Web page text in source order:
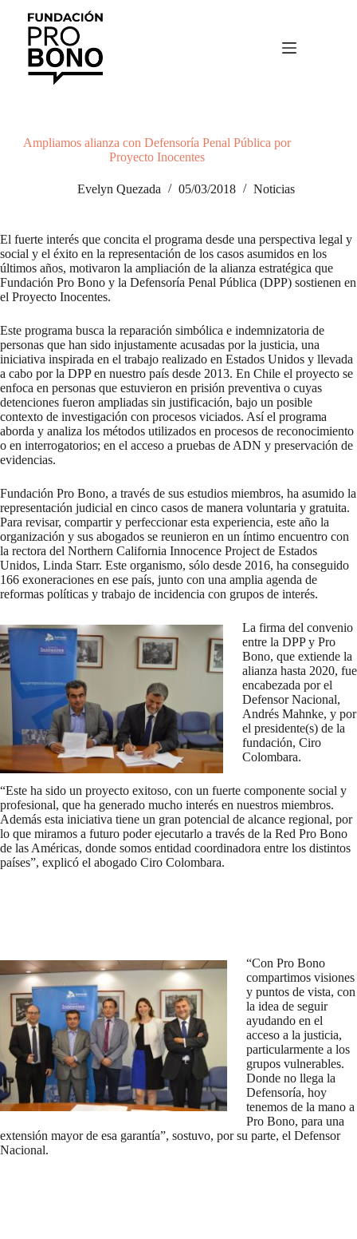
contenido
Ampliamos alianza con Defensoría Penal Pública por
Proyecto Inocentes
Evelyn Quezada 05/03/2018 Noticias
El fuerte interés que concita el programa desde una perspectiva legal y
social y el éxito en la representación de los casos asumidos en los
últimos años, motivaron la ampliación de la alianza estratégica que
Fundación Pro Bono y la Defensoría Penal Pública (DPP) sostienen en
el Proyecto Inocentes.
Este programa busca la reparación simbólica e indemnizatoria de
personas que han sido injustamente acusadas por la justicia, una
iniciativa inspirada en el trabajo realizado en Estados Unidos y llevada
a cabo por la DPP en nuestro país desde 2013. En Chile el proyecto se
enfoca en personas que estuvieron en prisión preventiva o cuyas
detenciones fueron ampliadas sin justificación, bajo un posible
contexto de investigación con procesos viciados. Así el programa
aborda y analiza los métodos utilizados en procesos de reconocimiento
o en interrogatorios; en el acceso a pruebas de ADN y preservación de
evidencias.
Fundación Pro Bono, a través de sus estudios miembros, ha asumido la
representación judicial en cinco casos de manera voluntaria y gratuita.
Para revisar, compartir y perfeccionar esta experiencia, este año la
organización y sus abogados se reunieron en un íntimo encuentro con
la rectora del Northern California Innocence Project de Estados
Unidos, Linda Starr. Este organismo, sólo desde 2016, ha conseguido
166 exoneraciones en ese país, junto con una amplia agenda de
reformas políticas y trabajo de incidencia con grupos de interés.
La firma del convenio
entre la DPP y Pro
Bono, que extiende la
alianza hasta 2020, fue
encabezada por el
Defensor Nacional,
Andrés Mahnke, y por
el presidente(s) de la
fundación, Ciro
Colombara.
“Este ha sido un proyecto exitoso, con un fuerte componente social y
profesional, que ha generado mucho interés en nuestros miembros.
Además esta iniciativa tiene un gran potencial de alcance regional, por
lo que miramos a futuro poder ejecutarlo a través de la Red Pro Bono
de las Américas, donde somos entidad coordinadora entre los distintos
países”, explicó el abogado Ciro Colombara.
“Con Pro Bono
compartimos visiones
y puntos de vista, con
la idea de seguir
ayudando en el
acceso a la justicia,
particularmente a los
grupos vulnerables.
Donde no llega la
Defensoría, hoy
tenemos de la mano a
Pro Bono, para una
extensión mayor de esa garantía”, sostuvo, por su parte, el Defensor
Nacional.